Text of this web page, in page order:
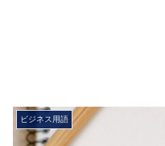
ビジネス用語